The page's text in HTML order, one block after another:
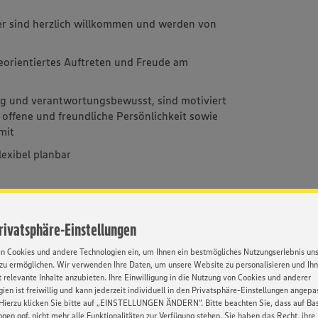
Einstellungen
Cookies und andere Technologien ein, um Ihnen ein bestmögliches Nutzungserlebnis
ermöglichen. Wir verwenden Ihre Daten, um unsere Website zu personalisieren und
relevante Inhalte anzubieten. Ihre Einwilligung in die Nutzung von Cookies und anderer
ist freiwillig und kann jederzeit individuell in den Privatsphäre-Einstellungen
klicken Sie bitte auf „EINSTELLUNGEN ÄNDERN”. Bitte beachten Sie, dass auf
ggf. nicht mehr alle Funktionalitäten zur Verfügung stehen. Sie haben das Recht, ihre
sind herzlich willkommen und werden von
Auftreten und Freude am
und verantwortungsbewusst, sind motiviert
und freundliche Persönlichkeit sowie
planbar
Pkw, Zuschuss für Bus-/Bahn
EUR, sowie einen Zuschuss für den
EUR
sowie eine spannende,
Arbeitsumfeld